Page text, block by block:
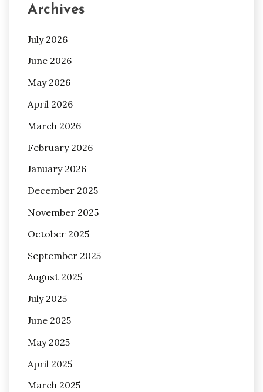
Archives
July 2026
June 2026
May 2026
April 2026
March 2026
February 2026
January 2026
December 2025
November 2025
October 2025
September 2025
August 2025
July 2025
June 2025
May 2025
April 2025
March 2025